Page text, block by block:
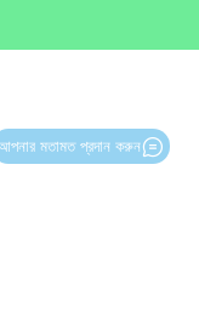
মতামত প্রদান করুন